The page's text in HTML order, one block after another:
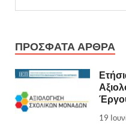
ΠΡΌΣΦΑΤΑ ΆΡΘΡΑ
19